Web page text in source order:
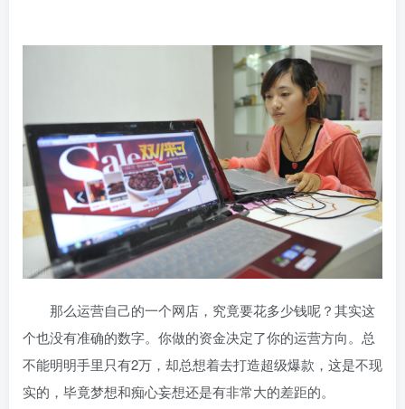
那么运营自己的一个网店，究竟要花多少钱呢？其实这
个也没有准确的数字。你做的资金决定了你的运营方向。总
不能明明手里只有2万，却总想着去打造超级爆款，这是不现
实的，毕竟梦想和痴心妄想还是有非常大的差距的。